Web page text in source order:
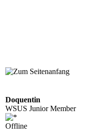
Doquentin
WSUS Junior Member
Offline